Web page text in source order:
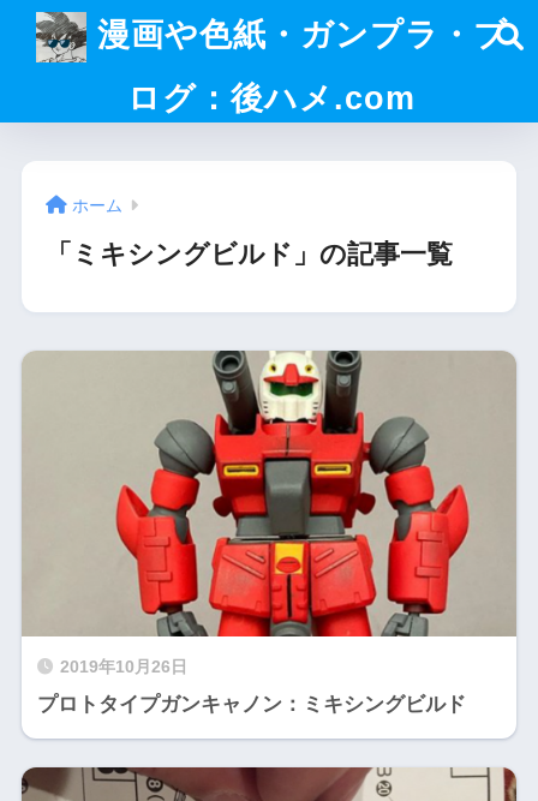
漫画や色紙・ガンプラ・ブ
ログ：後ハメ.com
ホーム
「ミキシングビルド」の記事一覧
2019年10月26日
プロトタイプガンキャノン：ミキシングビルド